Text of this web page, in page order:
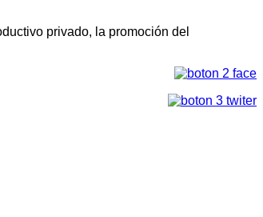
privado, la promoción del